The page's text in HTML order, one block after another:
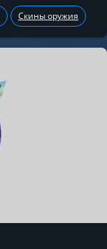
Скины оружия